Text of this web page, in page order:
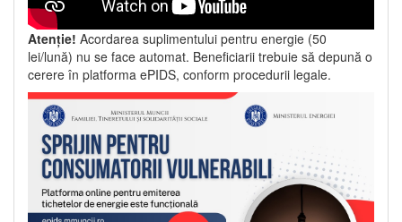
Atenție! Acordarea suplimentului pentru energie (50
lei/lună) nu se face automat. Beneficiarii trebuie să depună o
cerere în platforma ePIDS, conform procedurii legale.